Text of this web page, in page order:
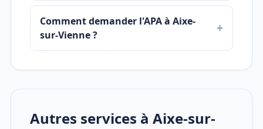
Comment demander l'APA à Aixe-
sur-Vienne ?
Autres services à Aixe-sur-